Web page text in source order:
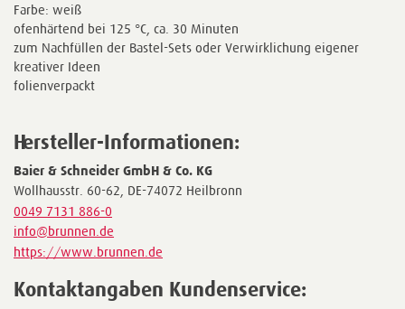
Farbe: weiß
ofenhärtend bei 125 °C, ca. 30 Minuten
zum Nachfüllen der Bastel-Sets oder Verwirklichung eigener
kreativer Ideen
folienverpackt
Hersteller-Informationen:
Baier & Schneider GmbH & Co. KG
Wollhausstr. 60-62, DE-74072 Heilbronn
0049 7131 886-0
info@brunnen.de
https://www.brunnen.de
Kontaktangaben Kundenservice: